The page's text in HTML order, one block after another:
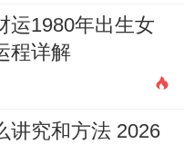
涂账，其次是身
做好保障，再者
品的损坏或遗
等法律相关财务
运1980年出生女
程详解
讲究和方法 2026